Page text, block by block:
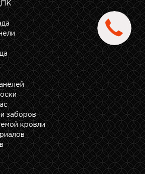
заборов
кровли